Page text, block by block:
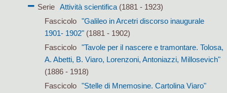
Serie
Attività scientifica (1881 - 1923)
Fascicolo
"Galileo in Arcetri discorso inaugurale
1901- 1902"(1881 - 1902)
Fascicolo
"Tavole per il nascere e tramontare. Tolosa,
A. Abetti, B. Viaro, Lorenzoni, Antoniazzi, Millosevich"
(1886 - 1918)
Fascicolo
"Stelle di Mnemosine. Cartolina Viaro"